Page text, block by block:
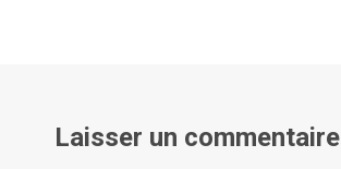
Laisser un commentaire